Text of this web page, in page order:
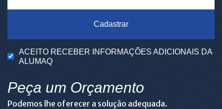
Cadastrar
ACEITO RECEBER INFORMAÇÕES ADICIONAIS DA
ALUMAQ
Peça um Orçamento
Podemos lhe oferecer a solução adequada.